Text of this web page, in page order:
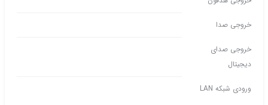
خروجی صدا
خروجی صدای
دیجیتال
ورودی شبکه LAN